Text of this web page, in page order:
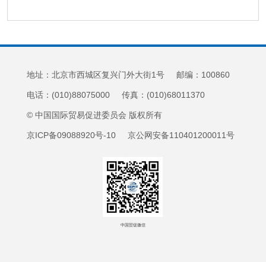
地址：北京市西城区复兴门外大街1号 邮编：100860
电话：(010)88075000 传真：(010)68011370
© 中国国际贸易促进委员会 版权所有
京ICP备09088920号-10 京公网安备110401200011号
中国贸促微信